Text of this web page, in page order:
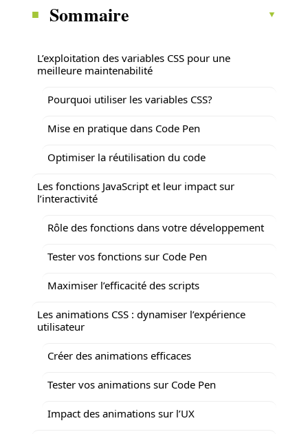
Sommaire
L’exploitation des variables CSS pour une
meilleure maintenabilité
Pourquoi utiliser les variables CSS?
Mise en pratique dans Code Pen
Optimiser la réutilisation du code
Les fonctions JavaScript et leur impact sur
l’interactivité
Rôle des fonctions dans votre développement
Tester vos fonctions sur Code Pen
Maximiser l’efficacité des scripts
Les animations CSS : dynamiser l’expérience
utilisateur
Créer des animations efficaces
Tester vos animations sur Code Pen
Impact des animations sur l’UX